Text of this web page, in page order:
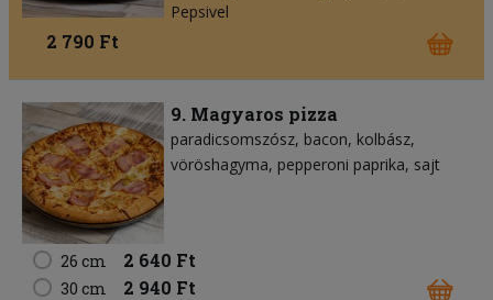
Pepsivel
2 790 Ft
9. Magyaros pizza
paradicsomszósz bacon kolbász
vöröshagyma pepperoni paprika sajt
26 cm 2 640 Ft
30 cm 2 940 Ft